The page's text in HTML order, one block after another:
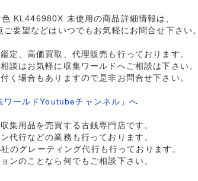
KL446980X 未使用の商品詳細情報は、
要望などはいつでもお気軽にお問合せ下さい。
定、高価買取、代理販売も行っております。
談はお気軽に収集ワールドへご相談は下さい。
く場合もありますので是非お問合せ下さい。
ールドYoutubeチャンネル」へ
集用品を売買する古銭専門店です。
代行などの業務も行っております。
のグレーティング代行も行っております。
ンのことなら何でもご相談下さい。